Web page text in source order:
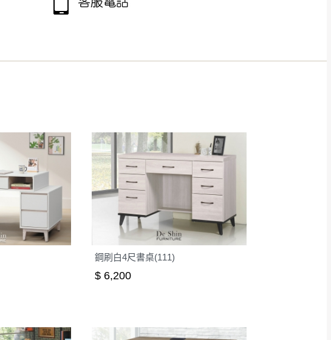
鋼刷白4尺書桌(111)
$ 6,200